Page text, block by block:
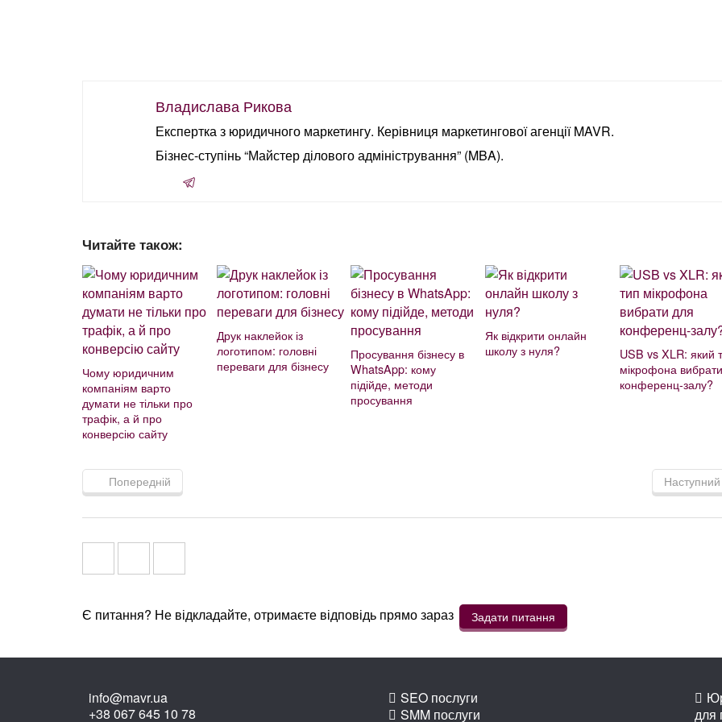
Владислава Рикова
Експертка з юридичного маркетингу. Керівниця маркетингової агенції MAVR.
Бізнес-ступінь “Майстер ділового адміністрування” (MBA).
Читайте також:
Чому юридичним
компаніям варто
думати не тільки про
трафік, а й про
конверсію сайту
Друк наклейок із
логотипом: головні
переваги для бізнесу
Просування бізнесу в
WhatsApp: кому
підійде, методи
просування
Як відкрити онлайн
школу з нуля?
USB vs XLR: який
мікрофона
конференц-залу?
Попередній Наступний
Є питання? Не відкладайте, отримаєте відповідь прямо зараз Задати питання
info@mavr.ua
+38 067 645 10 78
SEO послуги
SMM послуги
для